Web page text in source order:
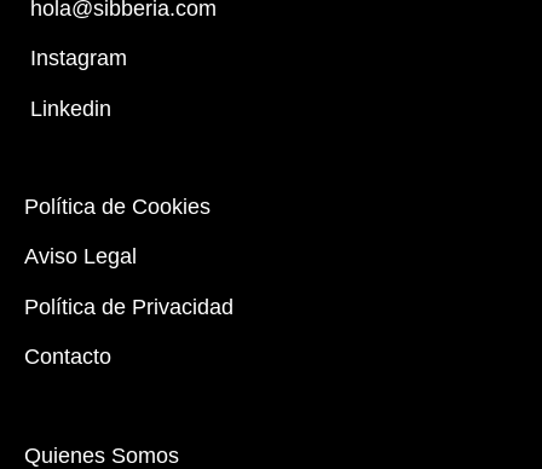
hola@sibberia.com
Instagram
Linkedin
Política de Cookies
Aviso Legal
Política de Privacidad
Contacto
Quienes Somos